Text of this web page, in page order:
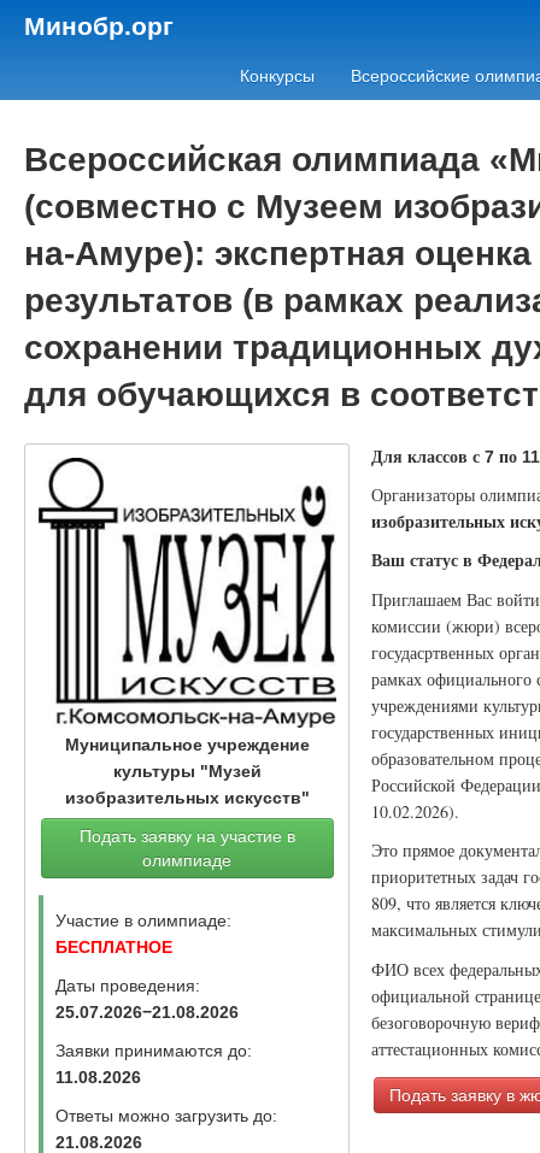
Минобр.орг
Конкурсы Всероссийские
Всероссийская олимпиада
(совместно с Музеем
на-Амуре): экспертная
результатов (в рамках
сохранении традиционных
для обучающихся в
Муниципальное учреждение
культуры "Музей
изобразительных искусств"
Подать заявку на участие в
олимпиаде
Участие в олимпиаде:
БЕСПЛАТНОЕ
Даты проведения:
25.07.2026−21.08.2026
Заявки принимаются до:
11.08.2026
Ответы можно загрузить до:
21.08.2026
Для классов с 7по 11
Организаторы
изобразительных
Ваш статус в
Приглашаем Вас
комиссии (жюри)
госудасртвенных
рамках официального
учреждениями
государственных
образовательном
Российской
10.02.2026).
Это прямое
приоритетных задач
809, что является
максимальных
ФИО всех
официальной
безоговорочную
аттестационных
Подать заявку в